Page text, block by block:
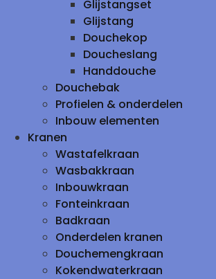
Glijstangset
Glijstang
Douchekop
Doucheslang
Handdouche
Douchebak
Profielen & onderdelen
Inbouw elementen
Kranen
Wastafelkraan
Wasbakkraan
Inbouwkraan
Fonteinkraan
Badkraan
Onderdelen kranen
Douchemengkraan
Kokendwaterkraan